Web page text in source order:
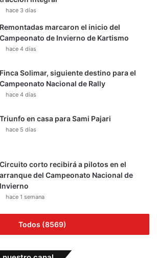
hace 3 días
Remontadas marcaron el inicio del
Campeonato de Invierno de Kartismo
hace 4 días
Finca Solimar, siguiente destino para el
Campeonato Nacional de Rally
hace 4 días
Triunfo en casa para Sami Pajari
hace 5 días
Circuito corto recibirá a pilotos en el
arranque del Campeonato Nacional de
Invierno
hace 1 semana
Todos (8569)